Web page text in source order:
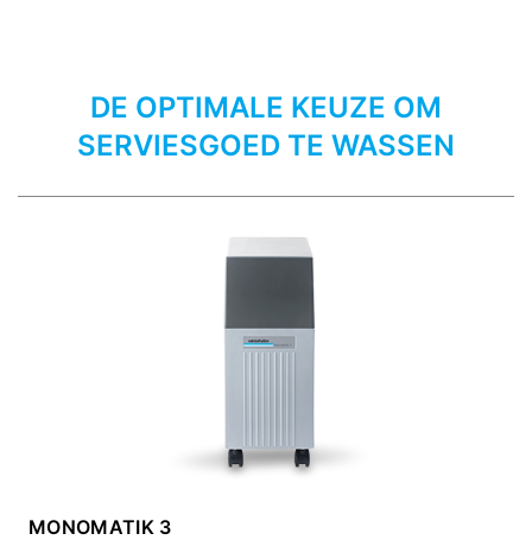
DE OPTIMALE KEUZE OM
SERVIESGOED TE WASSEN
MONOMATIK 3